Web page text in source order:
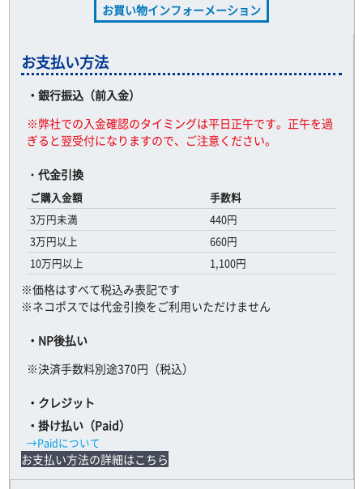
お買い物インフォーメーション
お支払い方法
・銀行振込（前入金）
※弊社での入金確認のタイミングは平日正午です。正午を過
ぎると翌受付になりますので、ご注意ください。
・ 代金引換
ご購入金額
手数料
3万円未満
440円
3万円以上
660円
10万円以上
1,100円
※価格はすべて税込み表記です
※ネコポスでは代金引換をご利用いただけません
・NP後払い
※決済手数料別途370円（税込）
・クレジット
・掛け払い（Paid）
→Paidについて
お支払い方法の詳細はこちら